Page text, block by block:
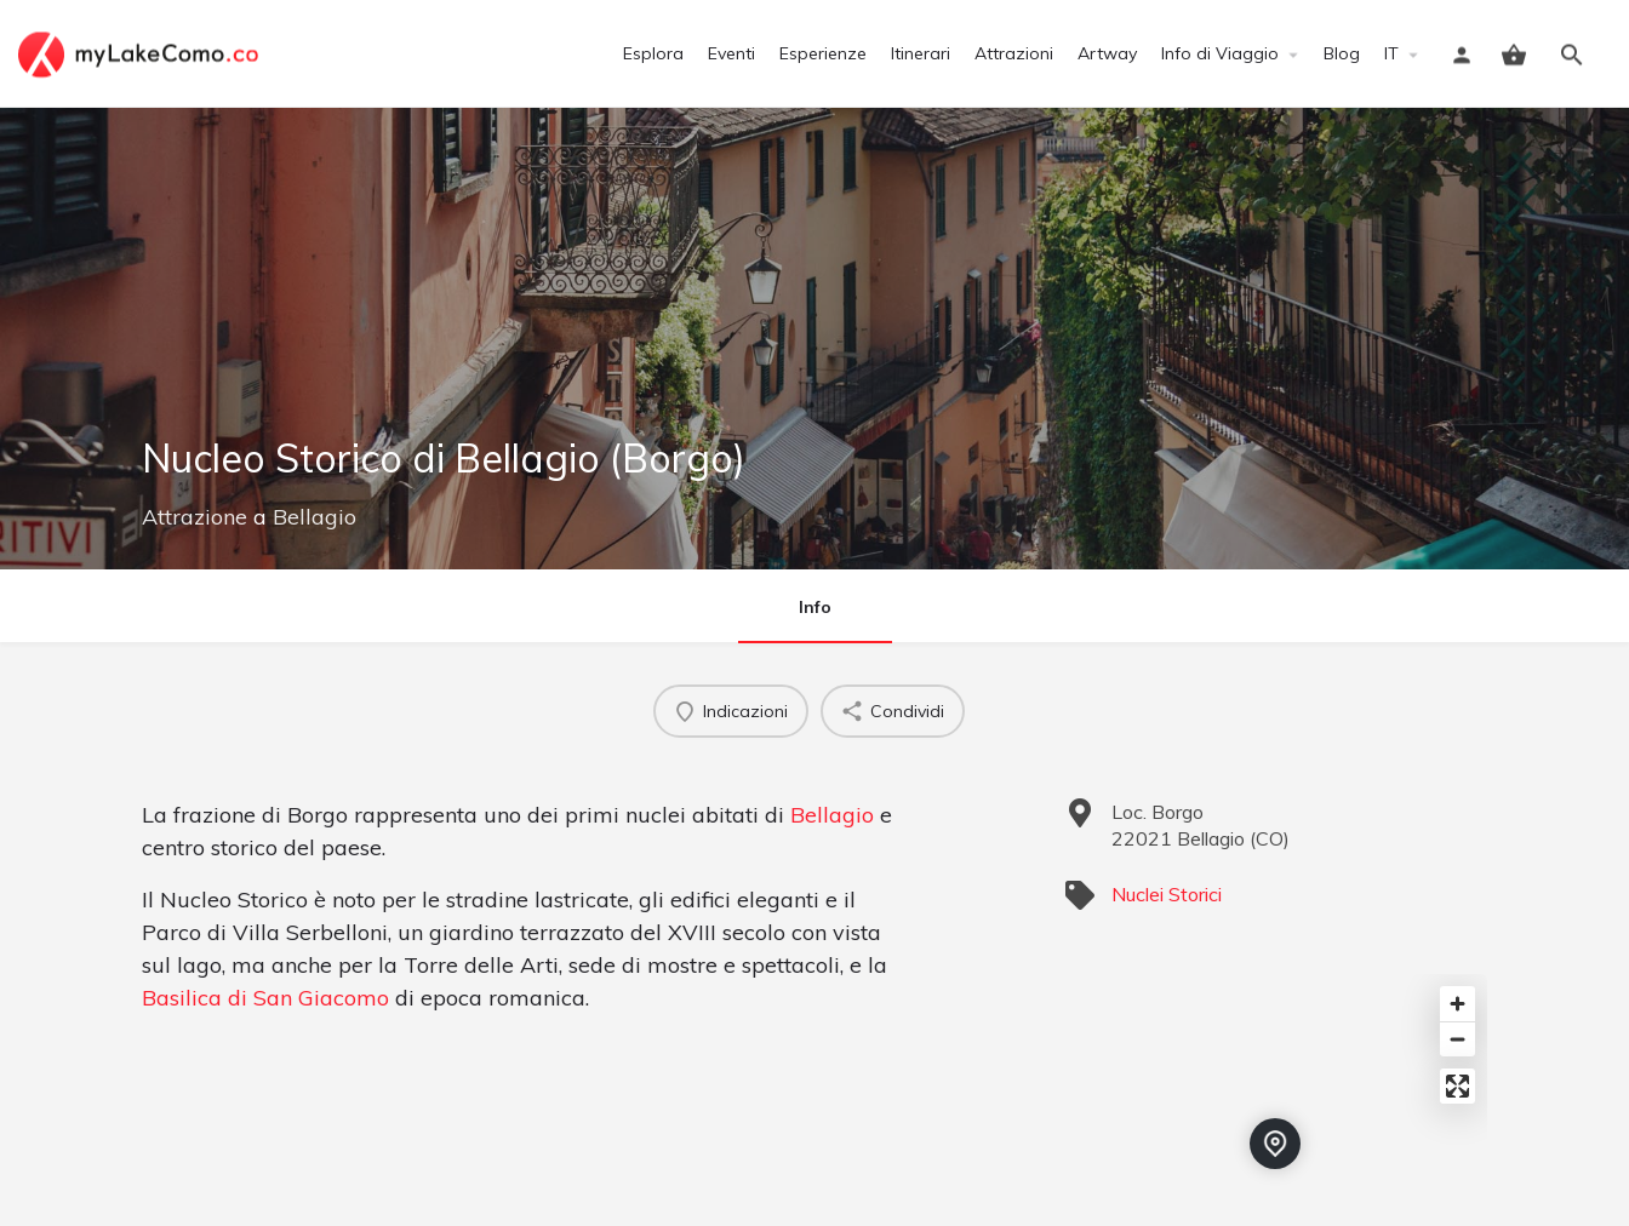
Esplora Eventi Esperienze Itinerari Attrazioni Artway Info di Viaggio Blog IT
Accedi
Nucleo Storico di Bellagio (Borgo)
Attrazione a Bellagio
Info
Indicazioni Condividi
La frazione di Borgo rappresenta uno dei primi nuclei abitati di Bellagio e
centro storico del paese.
Il Nucleo Storico è noto per le stradine lastricate, gli edifici eleganti e il
Parco di Villa Serbelloni, un giardino terrazzato del XVIII secolo con vista
sul lago, ma anche per la Torre delle Arti, sede di mostre e spettacoli, e la
Basilica di San Giacomo di epoca romanica.
Loc. Borgo
22021 Bellagio (CO)
Nuclei Storici